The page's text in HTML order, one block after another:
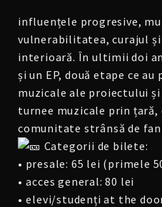
influențele progresive,
vulnerabilitatea, curajul
interioară. În ultimii doi
și un EP, două etape ce
muzicale ale proiectului
turnee muzicale prin țară,
comunitate strânsă de
Categorii de bilete:
• presale: 65 lei (primele
• ⁠acces general: 80 lei
• ⁠elevi/studenți at the